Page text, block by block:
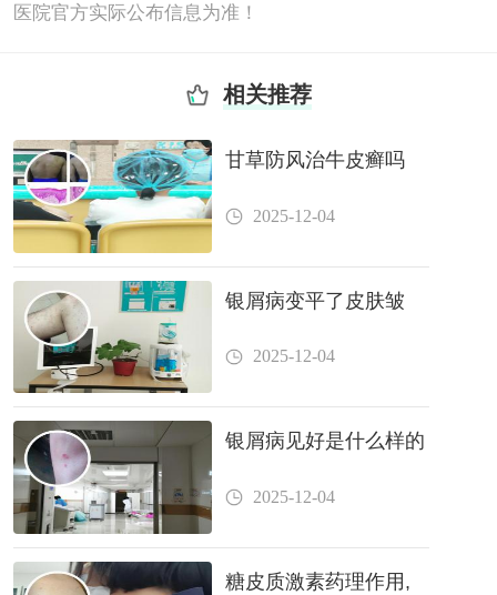
医院官方实际公布信息为准！
相关推荐
甘草防风治牛皮癣吗
2025-12-04
银屑病变平了皮肤皱
2025-12-04
银屑病见好是什么样的
2025-12-04
糖皮质激素药理作用,